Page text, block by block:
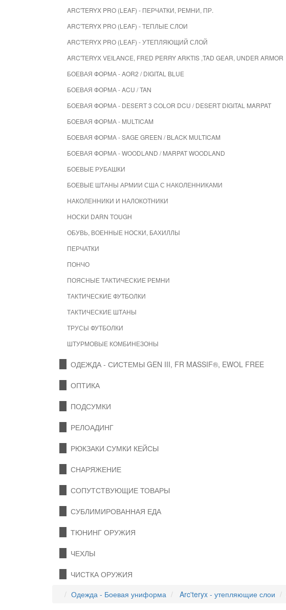
ARC'TERYX PRO (LEAF) - ПЕРЧАТКИ, РЕМНИ, ПР.
ARC'TERYX PRO (LEAF) - ТЕПЛЫЕ СЛОИ
ARC'TERYX PRO (LEAF) - УТЕПЛЯЮЩИЙ СЛОЙ
ARC'TERYX VEILANCE, FRED PERRY ARKTIS ,TAD GEAR, UNDER ARMOR
БОЕВАЯ ФОРМА - AOR2 / DIGITAL BLUE
БОЕВАЯ ФОРМА - ACU / TAN
БОЕВАЯ ФОРМА - DESERT 3 COLOR DCU / DESERT DIGITAL MARPAT
БОЕВАЯ ФОРМА - MULTICAM
БОЕВАЯ ФОРМА - SAGE GREEN / BLACK MULTICAM
БОЕВАЯ ФОРМА - WOODLAND / MARPAT WOODLAND
БОЕВЫЕ РУБАШКИ
БОЕВЫЕ ШТАНЫ АРМИИ США С НАКОЛЕННИКАМИ
НАКОЛЕННИКИ И НАЛОКОТНИКИ
НОСКИ DARN TOUGH
ОБУВЬ, ВОЕННЫЕ НОСКИ, БАХИЛЛЫ
ПЕРЧАТКИ
ПОНЧО
ПОЯСНЫЕ ТАКТИЧЕСКИЕ РЕМНИ
ТАКТИЧЕСКИЕ ФУТБОЛКИ
ТАКТИЧЕСКИЕ ШТАНЫ
ТРУСЫ ФУТБОЛКИ
ШТУРМОВЫЕ КОМБИНЕЗОНЫ
ОДЕЖДА - СИСТЕМЫ GEN III, FR MASSIF®, EWOL FREE
ОПТИКА
ПОДСУМКИ
РЕЛОАДИНГ
РЮКЗАКИ СУМКИ КЕЙСЫ
СНАРЯЖЕНИЕ
СОПУТСТВУЮЩИЕ ТОВАРЫ
СУБЛИМИРОВАННАЯ ЕДА
ТЮНИНГ ОРУЖИЯ
ЧЕХЛЫ
ЧИСТКА ОРУЖИЯ
Одежда - Боевая униформа
Arc'teryx - утепляющие слои